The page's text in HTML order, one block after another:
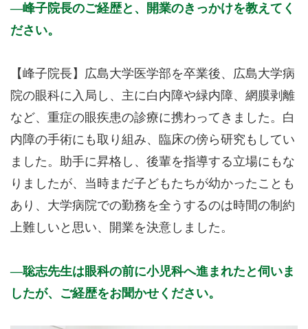
峰子院長のご経歴と、開業のきっかけを教えてく
ださい。
【峰子院長】広島大学医学部を卒業後、広島大学病
院の眼科に入局し、主に白内障や緑内障、網膜剥離
など、重症の眼疾患の診療に携わってきました。白
内障の手術にも取り組み、臨床の傍ら研究もしてい
ました。助手に昇格し、後輩を指導する立場にもな
りましたが、当時まだ子どもたちが幼かったことも
あり、大学病院での勤務を全うするのは時間の制約
上難しいと思い、開業を決意しました。
聡志先生は眼科の前に小児科へ進まれたと伺いま
したが、ご経歴をお聞かせください。